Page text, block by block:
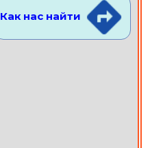
Как нас найти